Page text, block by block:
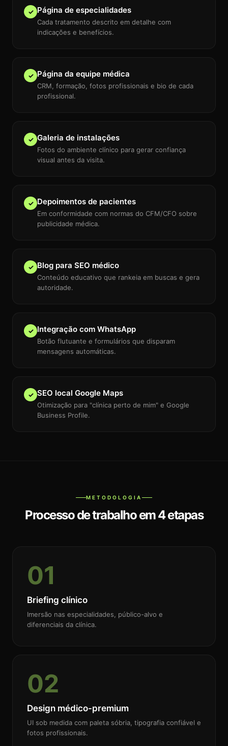
✓ Página de especialidades
Cada tratamento descrito em detalhe com
indicações e benefícios.
✓ Página da equipe médica
CRM, formação, fotos profissionais e bio de cada
profissional.
✓ Galeria de instalações
Fotos do ambiente clínico para gerar confiança
visual antes da visita.
✓ Depoimentos de pacientes
Em conformidade com normas do CFM/CFO sobre
publicidade médica.
✓ Blog para SEO médico
Conteúdo educativo que rankeia em buscas e gera
autoridade.
✓ Integração com WhatsApp
Botão flutuante e formulários que disparam
mensagens automáticas.
✓ SEO local Google Maps
Otimização para "clínica perto de mim" e Google
Business Profile.
METODOLOGIA
Processo de trabalho em 4 etapas
01
Briefing clínico
Imersão nas especialidades, público-alvo e
diferenciais da clínica.
02
Design médico-premium
UI sob medida com paleta sóbria, tipografia confiável e
fotos profissionais.